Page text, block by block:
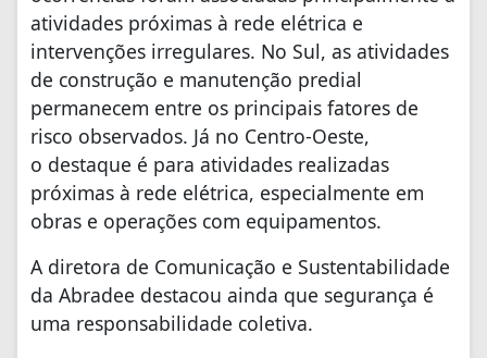
atividades próximas à rede elétrica e
intervenções irregulares. No Sul, as atividades
de construção e manutenção predial
permanecem entre os principais fatores de
risco observados. Já no Centro-Oeste,
o destaque é para atividades realizadas
próximas à rede elétrica, especialmente em
obras e operações com equipamentos.
A diretora de Comunicação e Sustentabilidade
da Abradee destacou ainda que segurança é
uma responsabilidade coletiva.